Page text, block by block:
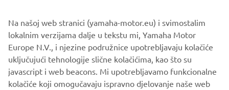
Na našoj web stranici (yamaha-motor.eu) i svimostalim
lokalnim verzijama dalje u tekstu mi, Yamaha Motor
Europe N.V., i njezine podružnice upotrebljavaju kolačiće
uključujući tehnologije slične kolačićima, kao što su
javascript i web beacons. Mi upotrebljavamo funkcionalne
kolačiće koji omogučavaju ispravno djelovanje naše web